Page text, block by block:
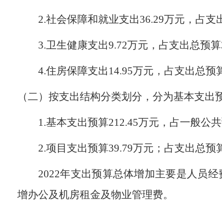
2.社会保障和就业支出36.29万元，占支
3.卫生健康支出9.72万元，占支出总预算
4.住房保障支出 14.95万元，占支出总预
（二）按支出结构分类划分，分为基本支出
1.基本支出预算212.45万元，占一般公
2.项目支出预算39.79万元；占支出总预
2022年支出预算总体增加主要是人员
增办公及机房租金及物业管理费。